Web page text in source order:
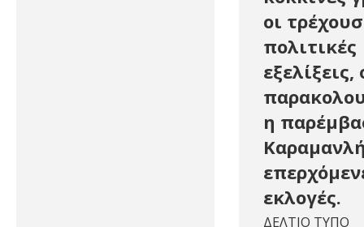
οι
πολιτικές
εξελίξεις,
η
εκλογές.
ΔΕΛΤΙΟ ΤΥΠΟ